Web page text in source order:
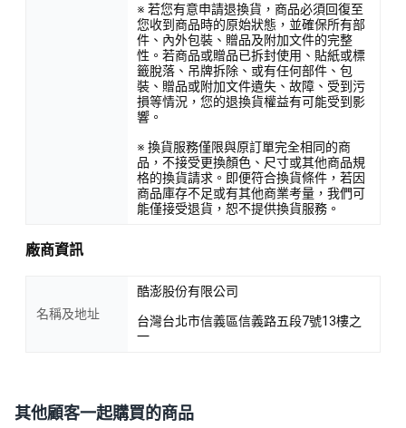
※ 若您有意申請退換貨，商品必須回復至
您收到商品時的原始狀態，並確保所有部
件、內外包裝、贈品及附加文件的完整
性。若商品或贈品已拆封使用、貼紙或標
籤脫落、吊牌拆除、或有任何部件、包
裝、贈品或附加文件遺失、故障、受到污
損等情況，您的退換貨權益有可能受到影
響。
※ 換貨服務僅限與原訂單完全相同的商
品，不接受更換顏色、尺寸或其他商品規
格的換貨請求。即便符合換貨條件，若因
商品庫存不足或有其他商業考量，我們可
能僅接受退貨，恕不提供換貨服務。
廠商資訊
名稱及地址
酷澎股份有限公司
台灣台北市信義區信義路五段7號13樓之
一
其他顧客一起購買的商品